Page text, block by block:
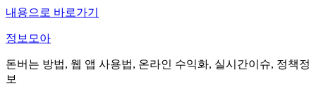
내용으로 바로가기
정보모아
돈버는 방법, 웹 앱 사용법, 온라인 수익화, 실시간이슈, 정책정
보